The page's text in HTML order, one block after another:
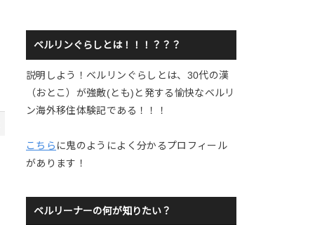
ベルリンぐらしとは！！！？？？
説明しよう！ベルリンぐらしとは、30代の漢
（おとこ）が強敵(とも)と発する愉快なベルリ
ン海外移住体験記である！！！
こちら に鬼のようによく分かるプロフィール
があります！
ベルリーナーの何が知りたい？